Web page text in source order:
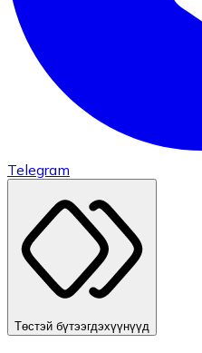
Telegram
Төстэй бүтээгдэхүүнүүд